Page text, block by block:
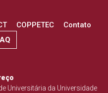
COPPETEC
Contato
Universitária da Universidade